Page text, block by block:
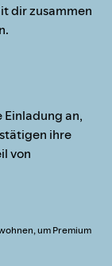
dir zusammen
an,
ihre
von
um Premium